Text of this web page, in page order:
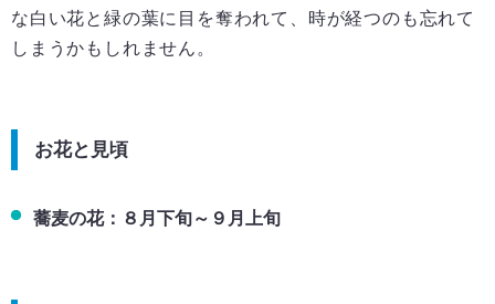
な白い花と緑の葉に目を奪われて、時が経つのも忘れて
しまうかもしれません。
お花と見頃
蕎麦の花：８月下旬～９月上旬